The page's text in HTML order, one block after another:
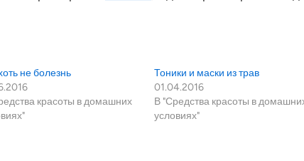
не болезнь
красоты в домашних
Тоники и маски из трав
01.04.2016
В "Средства красоты в
условиях"